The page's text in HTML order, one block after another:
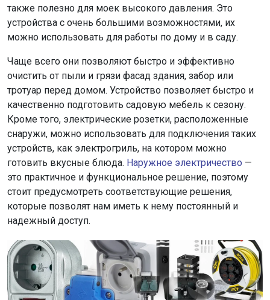
также полезно для моек высокого давления. Это
устройства с очень большими возможностями, их
можно использовать для работы по дому и в саду.
Чаще всего они позволяют быстро и эффективно
очистить от пыли и грязи фасад здания, забор или
тротуар перед домом. Устройство позволяет быстро и
качественно подготовить садовую мебель к сезону.
Кроме того, электрические розетки, расположенные
снаружи, можно использовать для подключения таких
устройств, как электрогриль, на котором можно
готовить вкусные блюда. Наружное электричество —
это практичное и функциональное решение, поэтому
стоит предусмотреть соответствующие решения,
которые позволят нам иметь к нему постоянный и
надежный доступ.